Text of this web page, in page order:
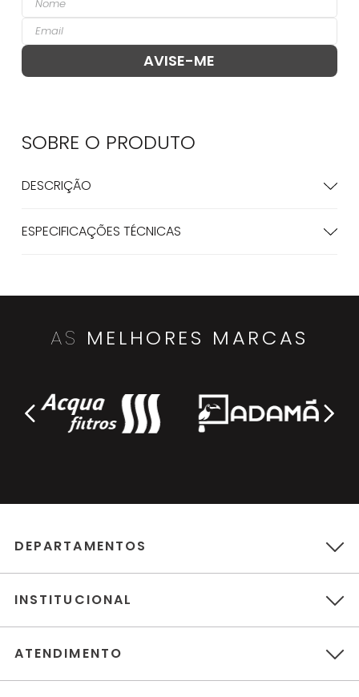
SOBRE O PRODUTO
DESCRIÇÃO
ESPECIFICAÇÕES TÉCNICAS
AS MELHORES MARCAS
DEPARTAMENTOS
INSTITUCIONAL
ATENDIMENTO